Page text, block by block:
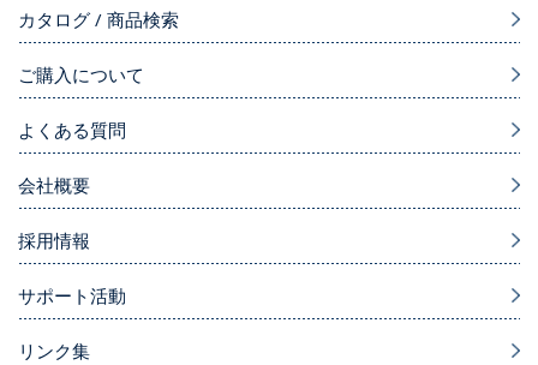
カタログ / 商品検索
ご購入について
よくある質問
会社概要
採用情報
サポート活動
リンク集